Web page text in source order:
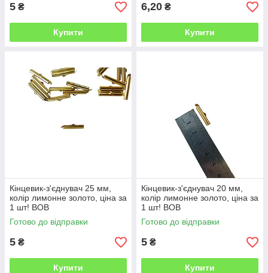
5 ₴
Купити
6,20 ₴
Купити
Кінцевик-з'єднувач 25 мм,
колір лимонне золото, ціна за
1 шт! ВОВ
Готово до відправки
5 ₴
Купити
Кінцевик-з'єднувач 20 мм,
колір лимонне золото, ціна за
1 шт! ВОВ
Готово до відправки
5 ₴
Купити